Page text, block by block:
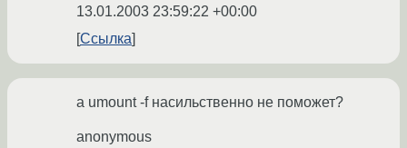
13.01.2003 23:59:22 +00:00
Ссылка
а umount -f насильственно не поможет?
anonymous